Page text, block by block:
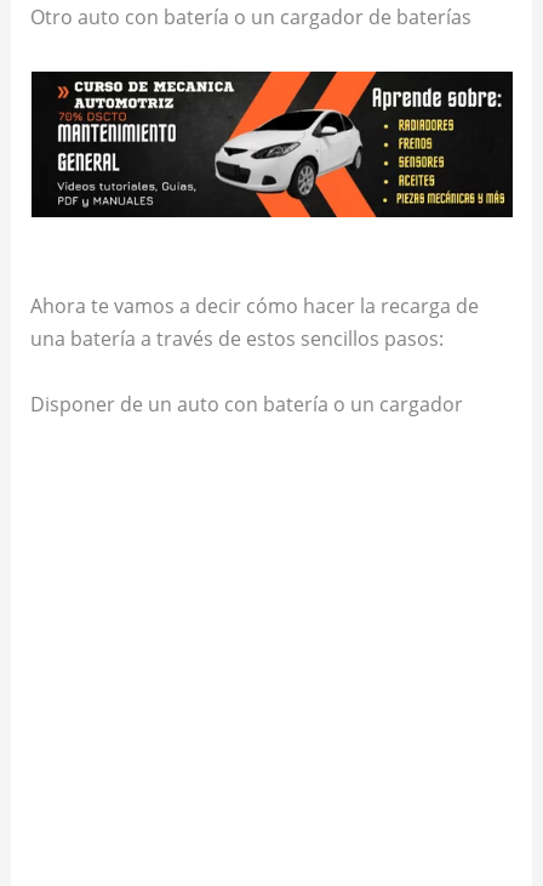
Otro auto con batería o un cargador de baterías
Ahora te vamos a decir cómo hacer la recarga de
una batería a través de estos sencillos pasos:
Disponer de un auto con batería o un cargador